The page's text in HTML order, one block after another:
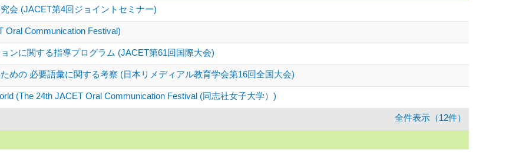
会 (JACET第4回ジョイントセミナー)
Oral Communication Festival)
ンに関する指導プログラム (JACET第61回国際大会)
めの 必要語彙に関する考察 (日本リメディアル教育学会第16回全国大会)
(The 24th JACET Oral Communication Festival (同志社女子大学）)
全件表示（12件）